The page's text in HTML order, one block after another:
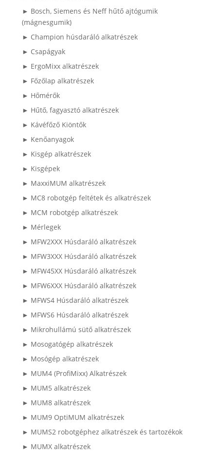
► Bosch, Siemens és Neff hűtő ajtógumik
(mágnesgumik)
► Champion húsdaráló alkatrészek
► Csapágyak
► ErgoMixx alkatrészek
► Főzőlap alkatrészek
► Hőmérők
► Hűtő, fagyasztó alkatrészek
► Kávéfőző Kiöntők
► Kenőanyagok
► Kisgép alkatrészek
► Kisgépek
► MaxxiMUM alkatrészek
► MC8 robotgép feltétek és alkatrészek
► MCM robotgép alkatrészek
► Mérlegek
► MFW2XXX Húsdaráló alkatrészek
► MFW3XXX Húsdaráló alkatrészek
► MFW45XX Húsdaráló alkatrészek
► MFW6XXX Húsdaráló alkatrészek
► MFWS4 Húsdaráló alkatrészek
► MFWS6 Húsdaráló alkatrészek
► Mikrohullámú sütő alkatrészek
► Mosogatógép alkatrészek
► Mosógép alkatrészek
► MUM4 (ProfiMixx) Alkatrészek
► MUM5 alkatrészek
► MUM8 alkatrészek
► MUM9 OptiMUM alkatrészek
► MUMS2 robotgéphez alkatrészek és tartozékok
► MUMX alkatrészek